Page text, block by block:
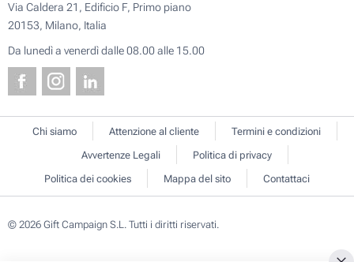
Via Caldera 21, Edificio F, Primo piano
20153, Milano, Italia
Da lunedì a venerdì dalle 08.00 alle 15.00
Chi siamo Attenzione al cliente
Termini e condizioni
Avvertenze Legali
Politica di privacy
Politica dei cookies
Mappa del sito Contattaci
© 2026 Gift Campaign S.L. Tutti i diritti riservati.